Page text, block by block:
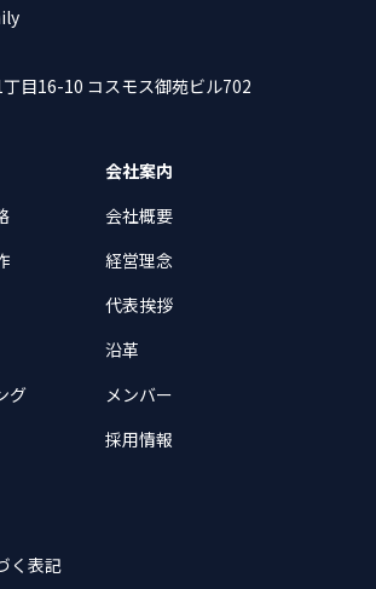
目16-10 コスモス御苑ビル702
グ
会社案内
会社概要
経営理念
代表挨拶
沿革
メンバー
採用情報
く表記